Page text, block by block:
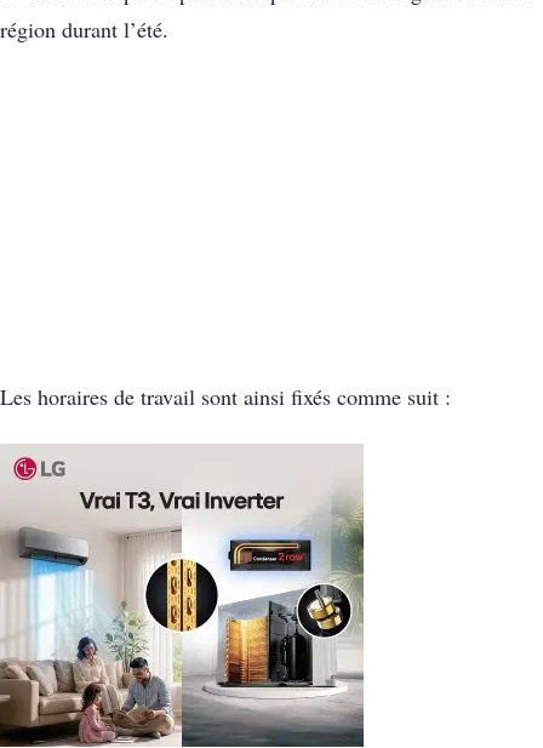
région durant l’été.
Les horaires de travail sont ainsi fixés comme suit :